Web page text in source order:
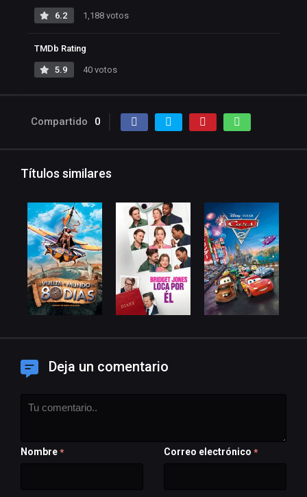
6.2 1,188 votos
TMDb Rating
5.9 40 votos
Compartido 0
Títulos similares
Deja un comentario
Nombre * Correo electrónico *